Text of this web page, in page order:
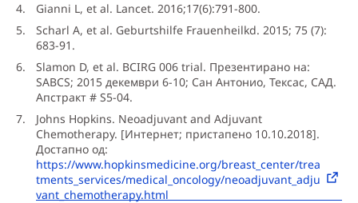
Gianni L, et al. Lancet. 2016;17(6):791-800.
Scharl A, et al. Geburtshilfe Frauenheilkd. 2015; 75 (7):
683-91.
Slamon D, et al. BCIRG 006 trial. Презентирано на:
SABCS; 2015 декември 6-10; Сан Антонио, Тексас, САД.
Апстракт # S5-04.
Johns Hopkins. Neoadjuvant and Adjuvant
Chemotherapy. [Интернет; пристапено 10.10.2018].
Достапно од:
https://www.hopkinsmedicine.org/breast_center/trea
tments_services/medical_oncology/neoadjuvant_adju
vant_chemotherapy.html